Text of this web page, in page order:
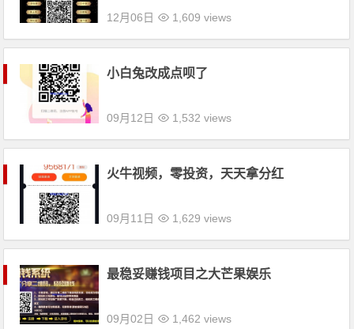
12月06日 1,609 views
小白兔改成点呗了
09月12日 1,532 views
火牛视频，零投资，天天拿分红
09月11日 1,629 views
最稳妥赚钱项目之大芒果娱乐
09月02日 1,462 views